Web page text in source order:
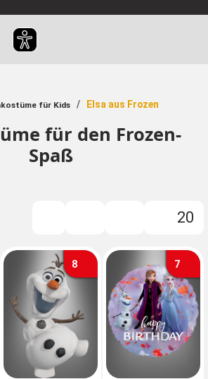
für Kids Elsa aus Frozen
für den Frozen-
Spaß
20
8 7